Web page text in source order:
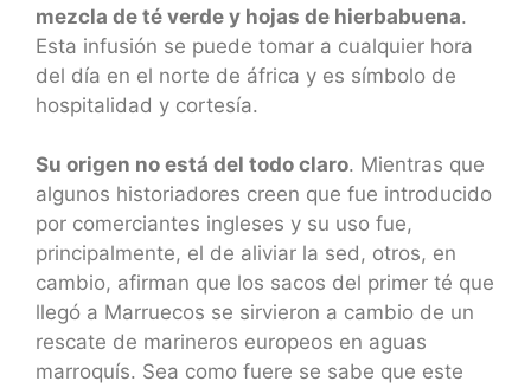
mezcla de té verde y hojas de hierbabuena.
Esta infusión se puede tomar a cualquier hora
del día en el norte de áfrica y es símbolo de
hospitalidad y cortesía.
Su origen no está del todo claro. Mientras que
algunos historiadores creen que fue introducido
por comerciantes ingleses y su uso fue,
principalmente, el de aliviar la sed, otros, en
cambio, afirman que los sacos del primer té que
llegó a Marruecos se sirvieron a cambio de un
rescate de marineros europeos en aguas
marroquís. Sea como fuere se sabe que este